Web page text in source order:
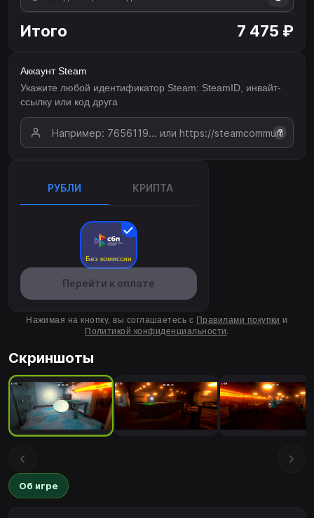
Итого 7 475 ₽
Аккаунт Steam
Укажите любой идентификатор Steam: SteamID, инвайт-
ссылку или код друга
?
РУБЛИ КРИПТА
Без комиссии
Перейти к оплате
Нажимая на кнопку, вы соглашаетесь с Правилами покупки и
Политикой конфиденциальности.
Скриншоты
Об игре